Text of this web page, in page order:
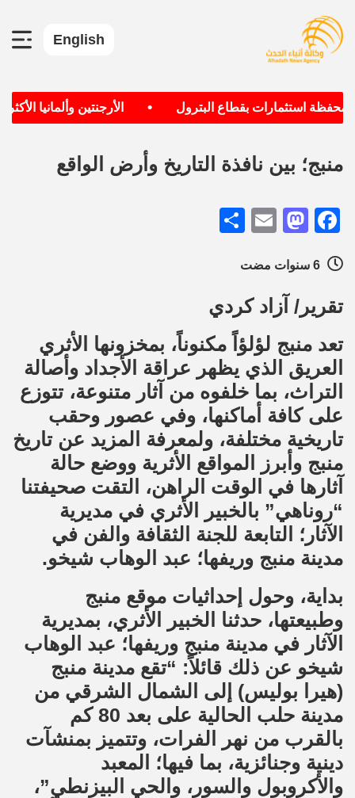
English
استثمارات بقطاع البترول • الأرجنتين وألمانيا الأكثر
منبج؛ بين نافذة التاريخ وأرض الواقع
Facebook
Mastodon
Email
تقرير/ آزاد كردي
تعد منبج لؤلؤاً مكنوناً، بمخزونها الأثري
العريق الذي يظهر عراقة الأجداد وأصالة
التراث، بما خلفوه من آثار متنوعة، تتوزع
على كافة أماكنها، وفي عصور وحقب
تاريخية مختلفة، ولمعرفة المزيد عن تاريخ
منبج وأبرز المواقع الأثرية ووضع حالة
آثارها في الوقت الراهن، التقت صحيفتنا
“روناهي” بالخبير الأثري في مديرية
الآثار؛ التابعة للجنة الثقافة والفن في
مدينة منبج وريفها؛ عبد الوهاب شيخو.
بداية، وحول إحداثيات موقع منبج
وطبيعتها، حدثنا الخبير الأثري، بمديرية
الآثار في مدينة منبج وريفها؛ عبد الوهاب
شيخو عن ذلك قائلاً: “تقع مدينة منبج
(هيرا بوليس) إلى الشمال الشرقي من
مدينة حلب الحالية على بعد 80 كم
بالقرب من نهر الفرات، وتتميز بمنشآت
دينية وجنائزية، بما فيها؛ المعبد
والأكروبول والسور، والحي البيزنطي”،